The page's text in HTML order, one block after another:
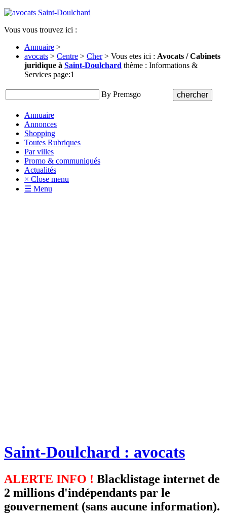
Vous vous trouvez ici :
Annuaire >
avocats > Centre > Cher> Vous etes ici : Avocats / Cabinets
juridique à Saint-Doulchard thème : Informations &
Services page:1
By Premsgo
Annuaire
Annonces
Shopping
Toutes Rubriques
Par villes
Promo & communiqués
Actualités
× Close menu
☰ Menu
Saint-Doulchard : avocats
ALERTE INFO ! Blacklistage internet de
2 millions d'indépendants par le
gouvernement (sans aucune information).